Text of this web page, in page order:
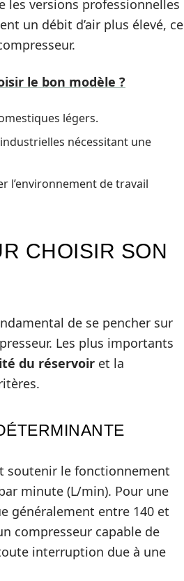
les versions professionnelles
un débit d’air plus élevé, ce
le bon modèle ?
légers.
nécessitant une
l’environnement de travail
CHOISIR SON
de se pencher sur
Les plus importants
du réservoir et la
soutenir le fonctionnement
minute (L/min). Pour une
généralement entre 140 et
compresseur capable de
interruption due à une